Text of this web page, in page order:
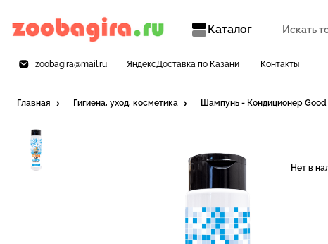
Каталог
zoobagira@mail.ru ЯндексДоставка по Казани Контакты
Главная Гигиена, уход, косметика Шампунь - Кондиционер
Нет в